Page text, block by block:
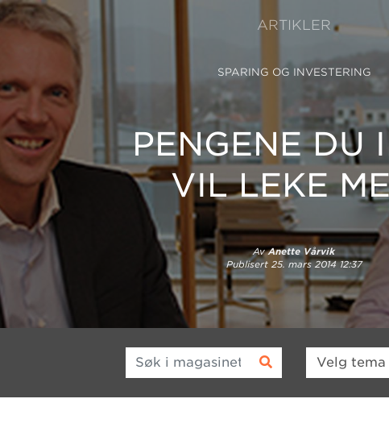
ARTIKLER
SPARING OG INVESTERING
PENGENE DU
VIL LEKE
AvAnette Vårvik
Publisert 25. mars 2014 12:37
Søk i magasinet Velg tema